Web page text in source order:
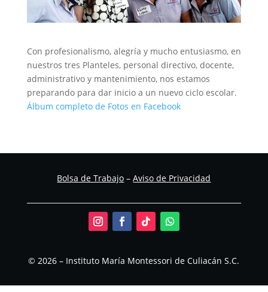
Con profesionalismo, alegría y mucho entusiasmo, en
nuestros tres Planteles, personal directivo, docente,
administrativo y mantenimiento, nos estamos
preparando para dar inicio a un nuevo ciclo escolar.
Álbum completo de Fotos en Facebook
Bolsa de Trabajo –Aviso de Privacidad
© 2026 – Instituto María Montessori de Culiacán S.C.